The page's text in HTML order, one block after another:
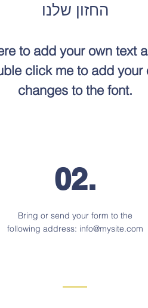
החזון שלנו
to add your own text
click me to add
changes to the font.
02.
Bring or send your form to the
following address: info@mysite.com